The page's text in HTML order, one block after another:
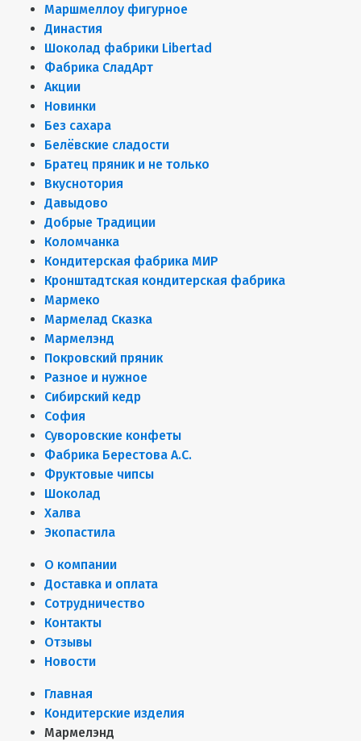
Маршмеллоу фигурное
Династия
Шоколад фабрики Libertad
Фабрика СладАрт
Акции
Новинки
Без сахара
Белёвские сладости
Братец пряник и не только
Вкуснотория
Давыдово
Добрые Традиции
Коломчанка
Кондитерская фабрика МИР
Кронштадтская кондитерская фабрика
Мармеко
Мармелад Сказка
Мармелэнд
Покровский пряник
Разное и нужное
Сибирский кедр
София
Суворовские конфеты
Фабрика Берестова А.С.
Фруктовые чипсы
Шоколад
Халва
Экопастила
О компании
Доставка и оплата
Сотрудничество
Контакты
Отзывы
Новости
Главная
Кондитерские изделия
Мармелэнд